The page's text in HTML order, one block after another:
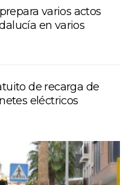
varios actos
en varios
de recarga de
eléctricos